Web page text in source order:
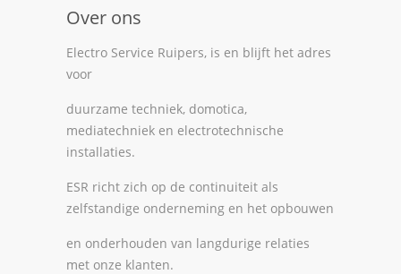
Over ons
Electro Service Ruipers, is en blijft het adres
voor
duurzame techniek, domotica,
mediatechniek en electrotechnische
installaties.
ESR richt zich op de continuiteit als
zelfstandige onderneming en het opbouwen
en onderhouden van langdurige relaties
met onze klanten.